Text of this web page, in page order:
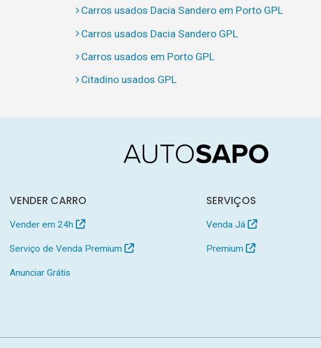
Carros usados Dacia Sandero em Porto GPL
Carros usados Dacia Sandero GPL
Carros usados em Porto GPL
Citadino usados GPL
VENDER CARRO
Vender em 24h
Serviço de Venda Premium
Anunciar Grátis
SERVIÇOS
Venda Já
Premium